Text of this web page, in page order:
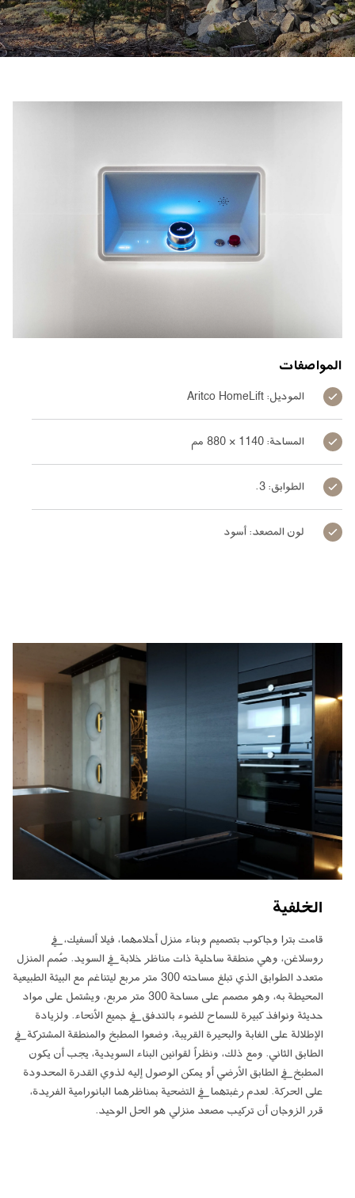
ابق على تواصل معنا
اطلب تقدير السعر
FAQ
المواصفات
الموديل: Aritco HomeLift
المساحة: 1140 × 880 مم
الطوابق: 3.
لون المصعد: أسود
الخلفية
قامت بترا وجاكوب بتصميم وبناء منزل أحلامهما، فيلا ألسفيك، في
روسلاغن، وهي منطقة ساحلية ذات مناظر خلابة في السويد. صُمم المنزل
متعدد الطوابق الذي تبلغ مساحته 300 متر مربع ليتناغم مع البيئة الطبيعية
المحيطة به، وهو مصمم على مساحة 300 متر مربع، ويشتمل على مواد
حديثة ونوافذ كبيرة للسماح للضوء بالتدفق في جميع الأنحاء. ولزيادة
الإطلالة على الغابة والبحيرة القريبة، وضعوا المطبخ والمنطقة المشتركة في
الطابق الثاني. ومع ذلك، ونظراً لقوانين البناء السويدية، يجب أن يكون
المطبخ في الطابق الأرضي أو يمكن الوصول إليه لذوي القدرة المحدودة
على الحركة. لعدم رغبتهما في التضحية بمناظرهما البانورامية الفريدة،
قرر الزوجان أن تركيب مصعد منزلي هو الحل الوحيد.